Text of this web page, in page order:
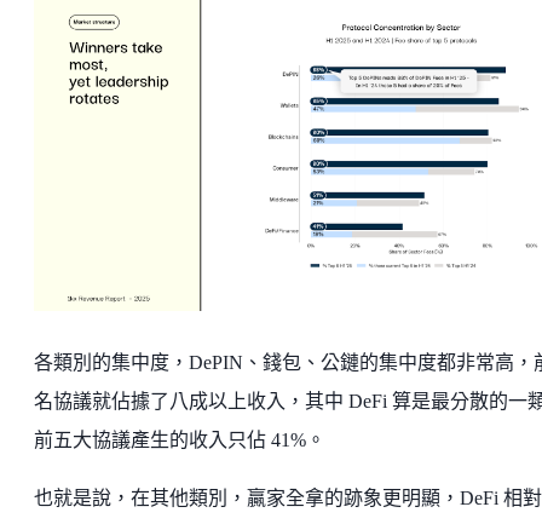
各類別的集中度，DePIN、錢包、公鏈的集中度都非常高，
名協議就佔據了八成以上收入，其中 DeFi 算是最分散的一
前五大協議產生的收入只佔 41%。
也就是說，在其他類別，贏家全拿的跡象更明顯，DeFi 相